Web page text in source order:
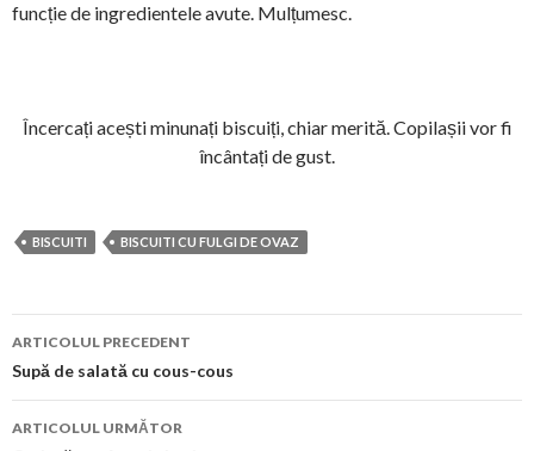
funcție de ingredientele avute. Mulțumesc.
Încercați acești minunați biscuiți, chiar merită. Copilașii vor fi
încântați de gust.
BISCUITI BISCUITI CU FULGI DE OVAZ
Navigare
în
articol
ARTICOLUL PRECEDENT
Supă de salată cu cous-cous
ARTICOLUL URMĂTOR